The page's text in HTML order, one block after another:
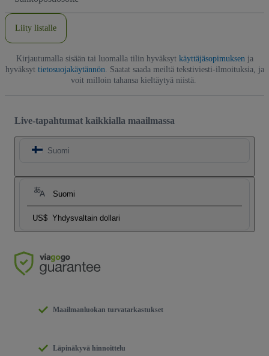
Liity listalle
Kirjautumalla sisään tai luomalla tilin hyväksyt käyttäjäsopimuksenja
hyväksyt tietosuojakäytännön. Saatat saada meiltä tekstiviesti-ilmoituksia, ja
voit milloin tahansa kieltäytyä niistä.
Live-tapahtumat kaikkialla maailmassa
Suomi
Suomi
US$ Yhdysvaltain dollari
Maailmanluokan turvatarkastukset
Läpinäkyvä hinnoittelu